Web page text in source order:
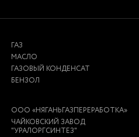
ГАЗ
МАСЛО
ГАЗОВЫЙ КОНДЕНСАТ
БЕНЗОЛ
ООО «НЯГАНЬГАЗПЕРЕРАБОТКА»
ЧАЙКОВСКИЙ ЗАВОД
"УРАЛОРГСИНТЕЗ"